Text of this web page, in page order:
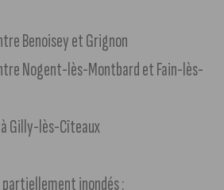
Benoisey et Grignon
Nogent-lès-Montbard et Fain-lès-
Gilly-lès-Cîteaux
inondés :